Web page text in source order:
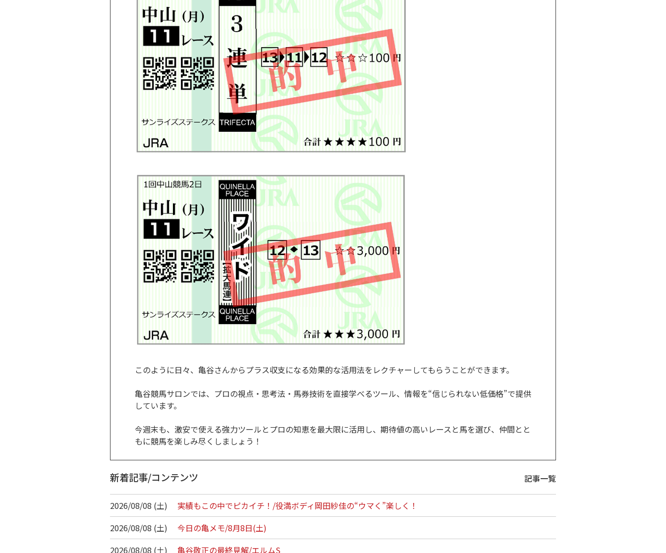
このように日々、亀谷さんからプラス収支になる効果的な活用法をレクチャーしてもらうことができます。
亀谷競馬サロンでは、プロの視点・思考法・馬券技術を直接学べるツール、情報を“信じられない低価格”で提供
しています。
今週末も、激安で使える強力ツールとプロの知恵を最大限に活用し、期待値の高いレースと馬を選び、仲間とと
もに競馬を楽しみ尽くしましょう！
新着記事/コンテンツ 記事一覧
2026/08/08 (土)
実績もこの中でピカイチ！/役満ボディ岡田紗佳の“ウマく”楽しく！
2026/08/08 (土)
今日の亀メモ/8月8日(土)
2026/08/08 (土)
亀谷敬正の最終見解/エルムS